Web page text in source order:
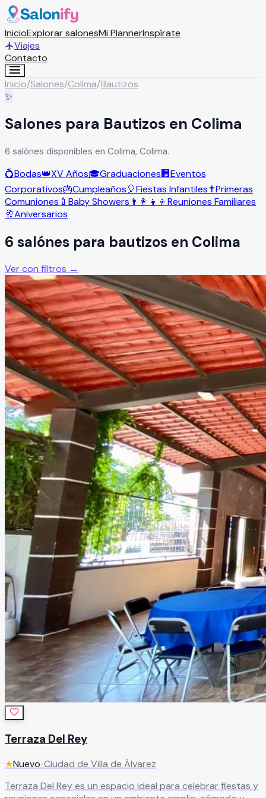
InicioExplorar salonesMi PlannerInspírate
Viajes
Contacto
Inicio/Salones/Colima/Bautizos
✨
Salones para Bautizos en Colima
6 salónes disponibles en Colima, Colima.
💍Bodas👑XV Años🎓Graduaciones🏢Eventos
Corporativos🎂Cumpleaños🎈Fiestas Infantiles✝️Primeras
Comuniones 🍼 Baby Showers 👨‍👩‍👧‍👦 Reuniones Familiares
🥂Aniversarios
6 salónes para bautizos en Colima
Ver con filtros →
Terraza Del Rey
★Nuevo•Ciudad de Villa de Álvarez
Terraza Del Rey es un espacio ideal para celebrar fiestas y